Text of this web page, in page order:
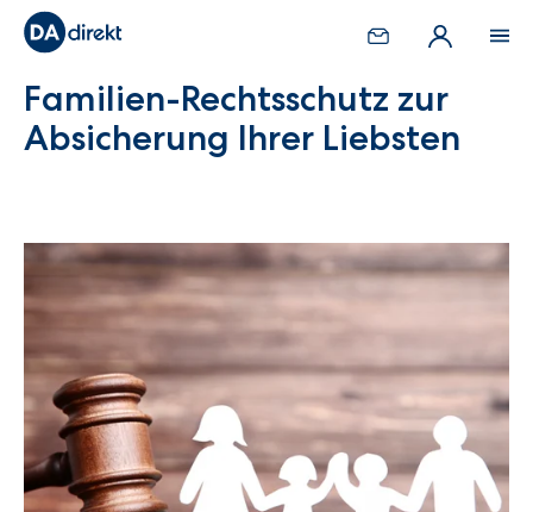
Familien-Rechtsschutz zur
Absicherung Ihrer Liebsten